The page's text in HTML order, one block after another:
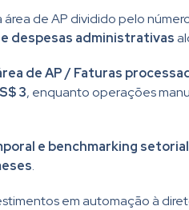
de AP dividido pelo
despesas administrativas
de AP / Faturas
3, enquanto operações
e benchmarking setorial
.
em automação à